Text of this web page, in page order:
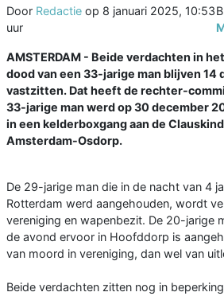
Door Redactie op 8 januari 2025, 10:53
uur
AMSTERDAM - Beide verdachten in
dood van een 33-jarige man blijven 14
vastzitten. Dat heeft de rechter-
33-jarige man werd op 30 december
in een kelderboxgang aan de
Amsterdam-Osdorp.
De 29-jarige man die in de nacht van 4
Rotterdam werd aangehouden, wordt
vereniging en wapenbezit. De 20-jarige
de avond ervoor in Hoofddorp is
van moord in vereniging, dan wel van
Beide verdachten zitten nog in